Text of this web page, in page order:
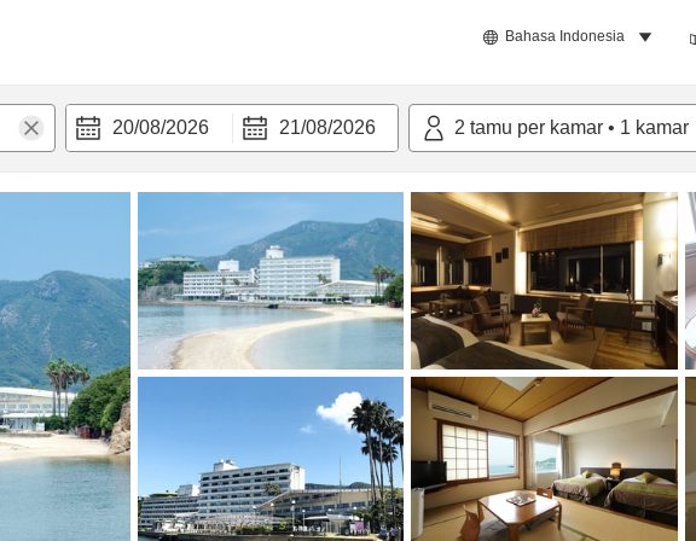
Bahasa Indonesia
20/08/2026 21/08/2026 2 tamu per kamar • 1 kamar